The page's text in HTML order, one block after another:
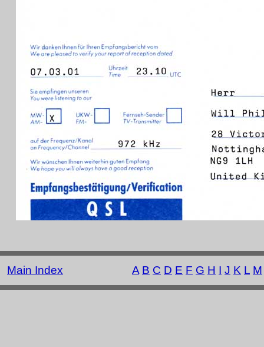
Main Index A B C D E F G H I J K L M